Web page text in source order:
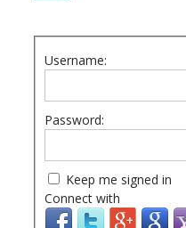
Username:
Password:
Keep me signed in
Connect with